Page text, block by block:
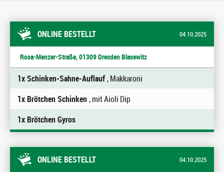
ONLINE BESTELLT 04.10.2025
Rosa-Menzer-Straße, 01309 Dresden Blasewitz
1x Schinken-Sahne-Auflauf, Makkaroni
1x Brötchen Schinken, mit Aioli Dip
1x Brötchen Gyros
ONLINE BESTELLT 04.10.2025